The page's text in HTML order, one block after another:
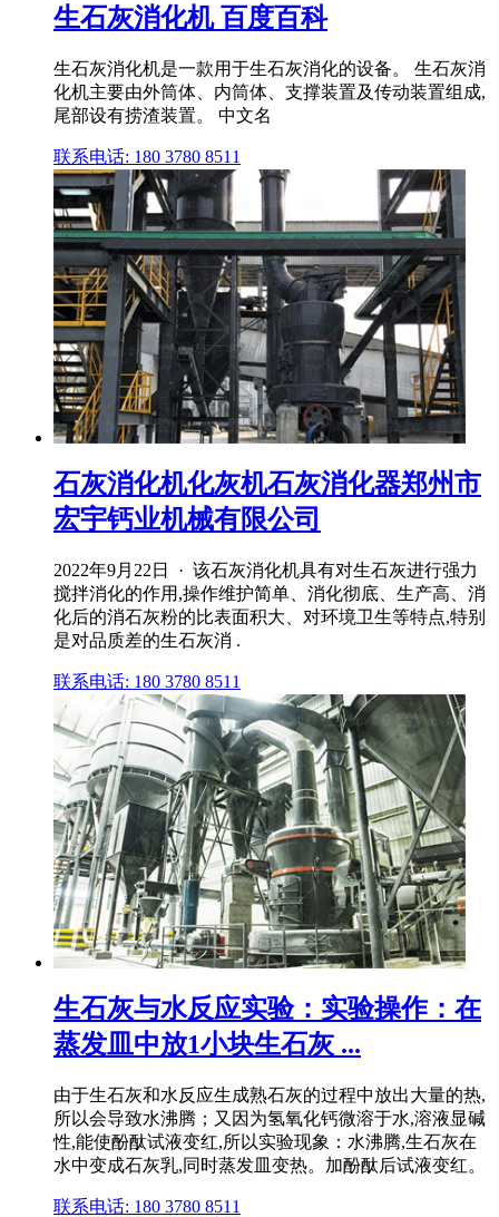
生石灰消化机 百度百科
生石灰消化机是一款用于生石灰消化的设备。 生石灰消
化机主要由外筒体、内筒体、支撑装置及传动装置组成,
尾部设有捞渣装置。 中文名
联系电话: 180 3780 8511
石灰消化机化灰机石灰消化器郑州市
宏宇钙业机械有限公司
2022年9月22日 · 该石灰消化机具有对生石灰进行强力
搅拌消化的作用,操作维护简单、消化彻底、生产高、消
化后的消石灰粉的比表面积大、对环境卫生等特点,特别
是对品质差的生石灰消 .
联系电话: 180 3780 8511
生石灰与水反应实验：实验操作：在
蒸发皿中放1小块生石灰 ...
由于生石灰和水反应生成熟石灰的过程中放出大量的热,
所以会导致水沸腾；又因为氢氧化钙微溶于水,溶液显碱
性,能使酚酞试液变红,所以实验现象：水沸腾,生石灰在
水中变成石灰乳,同时蒸发皿变热。加酚酞后试液变红。
联系电话: 180 3780 8511